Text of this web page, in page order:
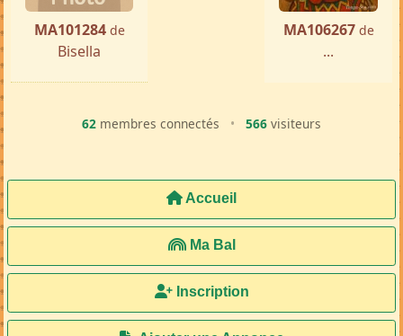
MA101284 de
Bisella
MA106267 de
...
62 membres connectés • 566 visiteurs
Accueil
Ma Bal
Inscription